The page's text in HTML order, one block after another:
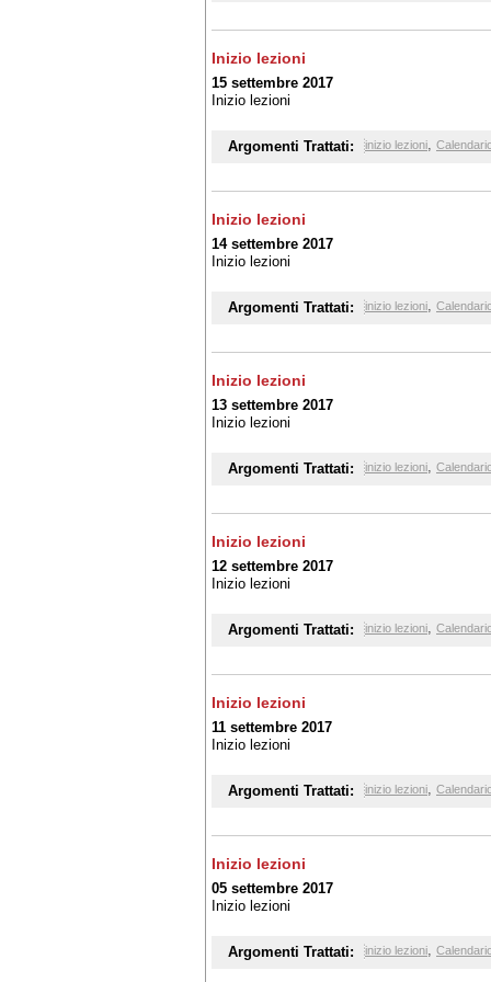
Inizio lezioni
15 settembre 2017
Inizio lezioni
Argomenti Trattati: inizio lezioni,
Inizio lezioni
14 settembre 2017
Inizio lezioni
Argomenti Trattati: inizio lezioni,
Inizio lezioni
13 settembre 2017
Inizio lezioni
Argomenti Trattati: inizio lezioni,
Inizio lezioni
12 settembre 2017
Inizio lezioni
Argomenti Trattati: inizio lezioni,
Inizio lezioni
11 settembre 2017
Inizio lezioni
Argomenti Trattati: inizio lezioni,
Inizio lezioni
05 settembre 2017
Inizio lezioni
Argomenti Trattati: inizio lezioni,